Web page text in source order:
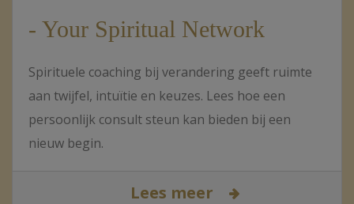
- Your Spiritual Network
Spirituele coaching bij verandering geeft ruimte
aan twijfel, intuïtie en keuzes. Lees hoe een
persoonlijk consult steun kan bieden bij een
nieuw begin.
Lees meer